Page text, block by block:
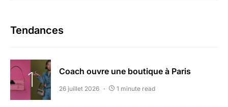
Tendances
Coach ouvre une boutique à Paris
26 juillet 2026 1 minute read